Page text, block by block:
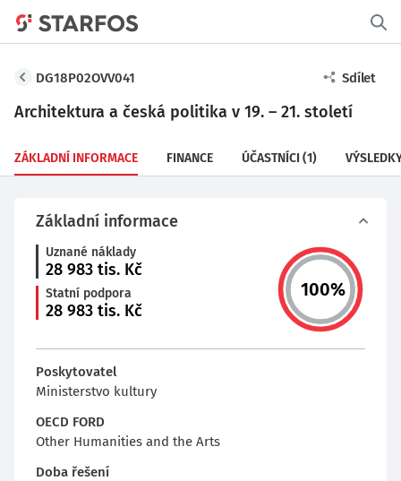
DG18P02OVV041 Sdílet
Architektura a česká politika v 19. – 21. století
ZÁKLADNÍ INFORMACE FINANCE ÚČASTNÍCI (1)
Základní informace
Uznané náklady
28 983 tis. Kč
Statní podpora
28 983 tis. Kč
100%
Poskytovatel
Ministerstvo kultury
OECD FORD
Other Humanities and the Arts
Doba řešení